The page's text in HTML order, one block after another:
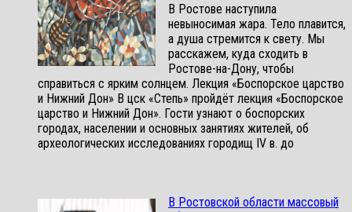
В Ростове наступила
невыносимая жара. Тело плавится,
а душа стремится к свету. Мы
расскажем, куда сходить в
Ростове-на-Дону, чтобы
справиться с ярким солнцем. Лекция «Боспорское царство
и Нижний Дон» В цск «Степь» пройдёт лекция «Боспорское
царство и Нижний Дон». Гости узнают о боспорских
городах, населении и основных занятиях жителей, об
археологических исследованиях городищ IV в. до
В Ростовской области массовый